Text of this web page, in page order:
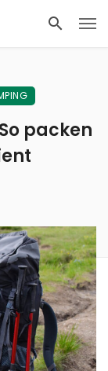
packen